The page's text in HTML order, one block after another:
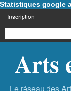
Statistiques google
Inscription
Arts